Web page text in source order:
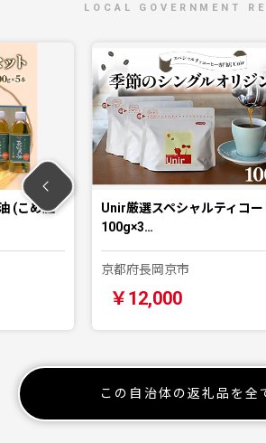
LOCAL GOVERNMENT
(こめ胚
Unir厳選スペシャルティコー
100g×3…
京都府長岡京市
￥12,000
この自治体の返礼品を全